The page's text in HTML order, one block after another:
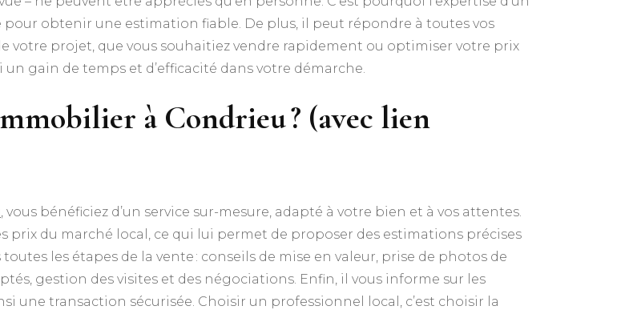
obtenir une estimation fiable. De plus, il peut répondre à toutes vos
votre projet, que vous souhaitiez vendre rapidement ou optimiser votre prix
gain de temps et d’efficacité dans votre démarche.
à Condrieu ? (avec lien
, vous bénéficiez d’un service sur-mesure, adapté à votre bien et à vos attentes.
prix du marché local, ce qui lui permet de proposer des estimations précises
les étapes de la vente : conseils de mise en valeur, prise de photos de
gestion des visites et des négociations. Enfin, il vous informe sur les
une transaction sécurisée. Choisir un professionnel local, c’est choisir la